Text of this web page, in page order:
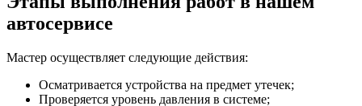
автосервисе
Мастер осуществляет следующие действия:
Осматривается устройства на предмет утечек;
Проверяется уровень давления в системе;